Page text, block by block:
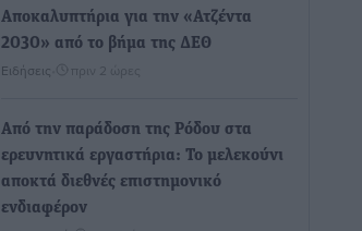
Αποκαλυπτήρια για την «Ατζέντα
2030» από το βήμα της ΔΕΘ
Ειδήσεις πριν 2 ώρες
Από την παράδοση της Ρόδου στα
ερευνητικά εργαστήρια: Το μελεκούνι
αποκτά διεθνές επιστημονικό
ενδιαφέρον